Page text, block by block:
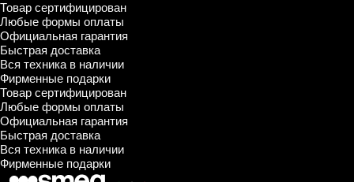
Товар сертифицирован
Любые формы оплаты
Официальная гарантия
Быстрая доставка
Вся техника в наличии
Фирменные подарки
Товар сертифицирован
Любые формы оплаты
Официальная гарантия
Быстрая доставка
Вся техника в наличии
Фирменные подарки